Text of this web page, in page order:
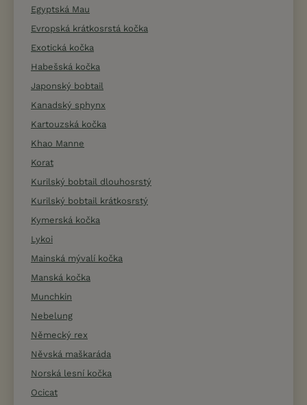
Egyptská Mau
Evropská krátkosrstá kočka
Exotická kočka
Habešská kočka
Japonský bobtail
Kanadský sphynx
Kartouzská kočka
Khao Manne
Korat
Kurilský bobtail dlouhosrstý
Kurilský bobtail krátkosrstý
Kymerská kočka
Lykoi
Mainská mývalí kočka
Manská kočka
Munchkin
Nebelung
Německý rex
Něvská maškaráda
Norská lesní kočka
Ocicat